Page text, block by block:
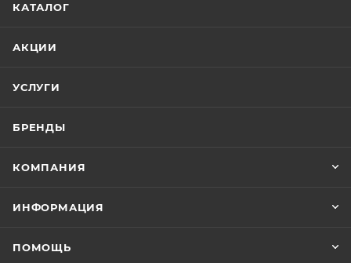
КАТАЛОГ
АКЦИИ
УСЛУГИ
БРЕНДЫ
КОМПАНИЯ
ИНФОРМАЦИЯ
ПОМОЩЬ